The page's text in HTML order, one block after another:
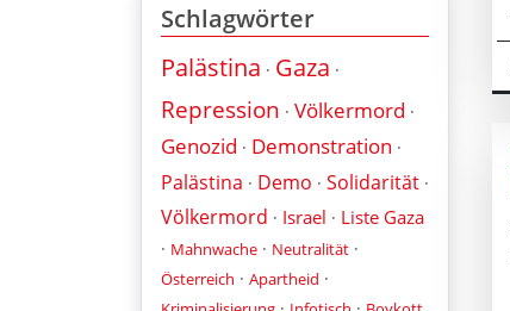
Schlagwörter
Palästina · Gaza ·
Repression · Völkermord ·
Genozid · Demonstration ·
Palästina · Demo · Solidarität ·
Völkermord · Israel · Liste Gaza
· Mahnwache · Neutralität ·
Österreich · Apartheid ·